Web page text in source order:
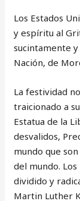
Los Estados
y espíritu al
sucintamente
Nación, de
La festividad
traicionado a
Estatua de la
desvalidos,
mundo que
del mundo. Los
dividido y
Martin Luther